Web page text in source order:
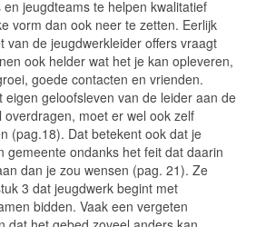
jeugdteams te helpen kwalitatief
vorm dan ook neer te zetten. Eerlijk
van de jeugdwerkleider offers vraagt
ook helder wat het je kan opleveren,
goede contacten en vrienden.
eigen geloofsleven van de leider aan de
moet er wel ook zelf
(pag.18). Dat betekent ook dat je
gemeente ondanks het feit dat daarin
dan je zou wensen (pag. 21). Ze
3 dat jeugdwerk begint met
bidden. Vaak een vergeten